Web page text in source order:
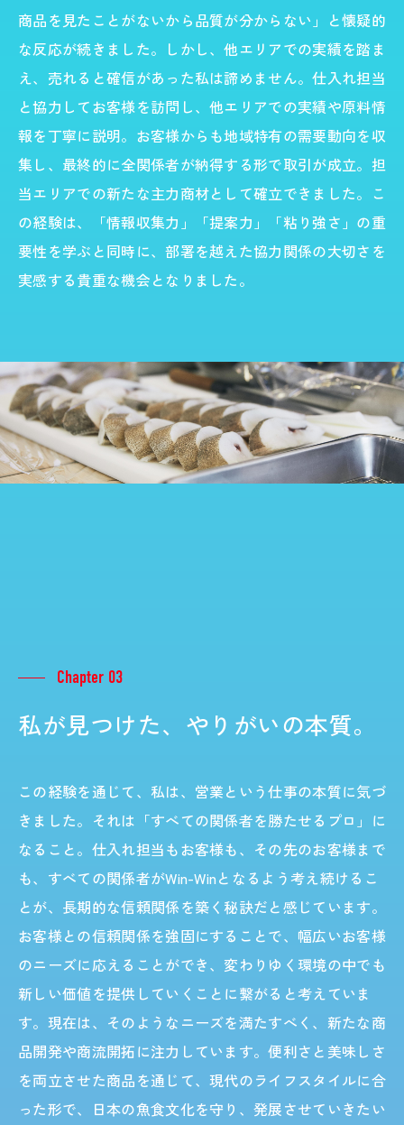
商品を見たことがないから品質が分からない」と懐疑的
な反応が続きました。しかし、他エリアでの実績を踏ま
え、売れると確信があった私は諦めません。仕入れ担当
と協力してお客様を訪問し、他エリアでの実績や原料情
報を丁寧に説明。お客様からも地域特有の需要動向を収
集し、最終的に全関係者が納得する形で取引が成立。担
当エリアでの新たな主力商材として確立できました。こ
の経験は、「情報収集力」「提案力」「粘り強さ」の重
要性を学ぶと同時に、部署を越えた協力関係の大切さを
実感する貴重な機会となりました。
Chapter 03
私が見つけた、やりがいの本質。
この経験を通じて、私は、営業という仕事の本質に気づ
きました。それは「すべての関係者を勝たせるプロ」に
なること。仕入れ担当もお客様も、その先のお客様まで
も、すべての関係者がWin-Winとなるよう考え続けるこ
とが、長期的な信頼関係を築く秘訣だと感じています。
お客様との信頼関係を強固にすることで、幅広いお客様
のニーズに応えることができ、変わりゆく環境の中でも
新しい価値を提供していくことに繋がると考えていま
す。現在は、そのようなニーズを満たすべく、新たな商
品開発や商流開拓に注力しています。便利さと美味しさ
を両立させた商品を通じて、現代のライフスタイルに合
った形で、日本の魚食文化を守り、発展させていきたい